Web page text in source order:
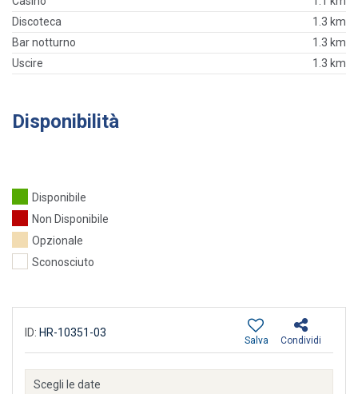
Discoteca
1.3 km
Bar notturno
1.3 km
Uscire
1.3 km
Disponibilità
Disponibile
Non Disponibile
Opzionale
Sconosciuto
ID: HR-10351-03
Condividi
Salva
Scegli le date